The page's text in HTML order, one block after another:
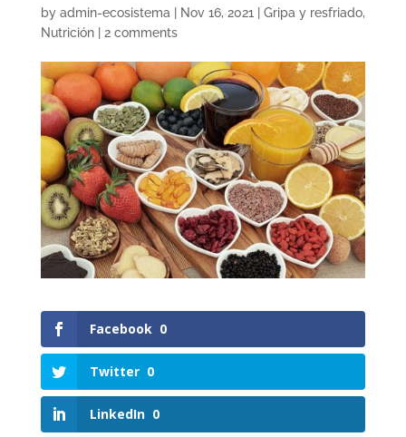
by admin-ecosistema Nov 16, 2021 Gripa y resfriado,
Nutrición| 2 comments
Facebook 0
Twitter 0
LinkedIn 0